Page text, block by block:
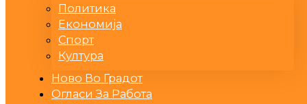
Политика
Економија
Спорт
Култура
Ново Во Градот
Огласи За Работа